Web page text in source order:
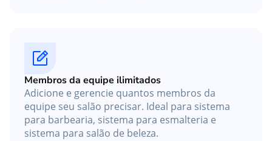
Membros da equipe ilimitados
Adicione e gerencie quantos membros da
equipe seu salão precisar. Ideal para sistema
para barbearia, sistema para esmalteria e
sistema para salão de beleza.